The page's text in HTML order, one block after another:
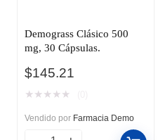
Demograss Clásico 500
mg, 30 Cápsulas.
$145.21
★ ★ ★ ★ ★
Vendido por Farmacia Demo